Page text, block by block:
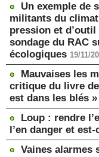
Un exemple de
militants du
pression et
sondage du RAC
écologiques 19/11/
Mauvaises les
critique du livre
est dans les blés »
Loup : rendre
l’en danger et
Vaines alarmes